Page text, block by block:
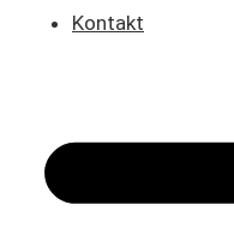
Kontakt